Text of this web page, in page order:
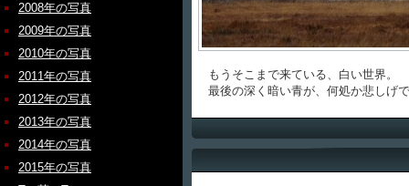
2008年の写真
2009年の写真
2010年の写真
2011年の写真
2012年の写真
2013年の写真
2014年の写真
2015年の写真
もうそこまで来ている、白い世界。
最後の深く暗い青が、何処か悲しげ